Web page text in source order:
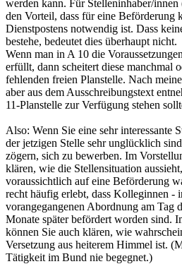
werden kann. Für Stelleninhaber/
den Vorteil, dass für eine Beförderung
Dienstpostens notwendig ist. Dass
bestehe, bedeutet dies überhaupt nicht.
Wenn man in A 10 die
erfüllt, dann scheitert diese manchmal
fehlenden freien Planstelle. Nach
aber aus dem Ausschreibungstext
11-Planstelle zur Verfügung stehen
Also: Wenn Sie eine sehr interessante
der jetzigen Stelle sehr unglücklich
zögern, sich zu bewerben. Im
klären, wie die Stellensituation
voraussichtlich auf eine Beförderung
recht häufig erlebt, dass Kolleginnen -
vorangegangenen Abordnung am Tag
Monate später befördert worden sind.
können Sie auch klären, wie
Versetzung aus heiterem Himmel ist.
Tätigkeit im Bund nie begegnet.)